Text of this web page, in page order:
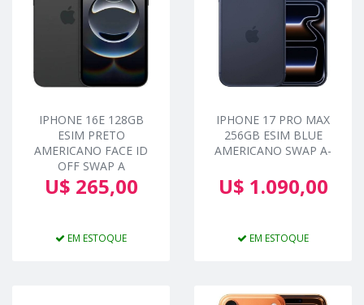
IPHONE 16E 128GB
ESIM PRETO
AMERICANO FACE ID
OFF SWAP A
U$ 265,00
EM ESTOQUE
IPHONE 17 PRO MAX
256GB ESIM BLUE
AMERICANO SWAP A-
U$ 1.090,00
EM ESTOQUE